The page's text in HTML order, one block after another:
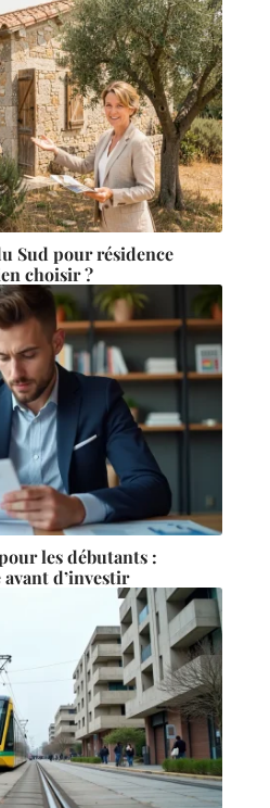
Sud pour résidence
choisir ?
les débutants :
d’investir